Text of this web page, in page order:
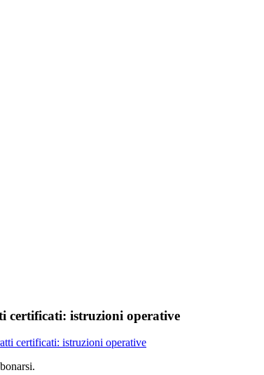
certificati: istruzioni operative
certificati: istruzioni operative